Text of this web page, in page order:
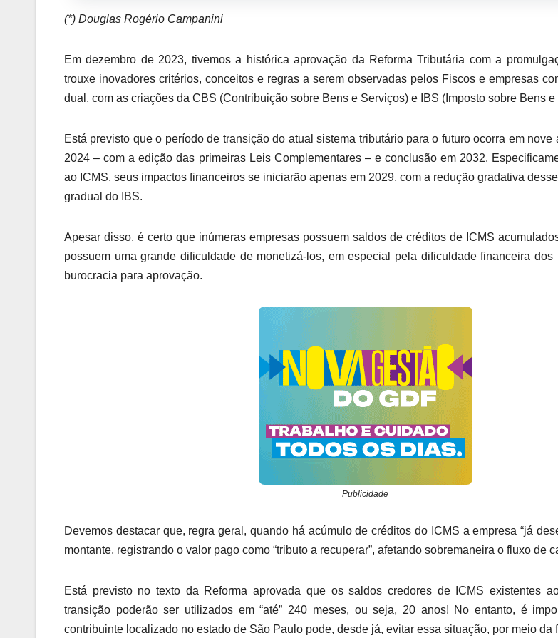
(*) Douglas Rogério Campanini
Em dezembro de 2023, tivemos a histórica aprovação da Reforma Tributária com a
trouxe inovadores critérios, conceitos e regras a serem observadas pelos Fiscos e empresas
dual, com as criações da CBS (Contribuição sobre Bens e Serviços) e IBS (Imposto sobre Bens e
Está previsto que o período de transição do atual sistema tributário para o futuro ocorra em nove
2024 – com a edição das primeiras Leis Complementares – e conclusão em 2032.
ao ICMS, seus impactos financeiros se iniciarão apenas em 2029, com a redução gradativa
gradual do IBS.
Apesar disso, é certo que inúmeras empresas possuem saldos de créditos de ICMS
possuem uma grande dificuldade de monetizá-los, em especial pela dificuldade financeira
burocracia para aprovação.
Publicidade
Devemos destacar que, regra geral, quando há acúmulo de créditos do ICMS a empresa “já
montante, registrando o valor pago como “tributo a recuperar”, afetando sobremaneira o fluxo de
Está previsto no texto da Reforma aprovada que os saldos credores de ICMS existentes
transição poderão ser utilizados em “até” 240 meses, ou seja, 20 anos! No entanto, é
contribuinte localizado no estado de São Paulo pode, desde já, evitar essa situação, por meio da